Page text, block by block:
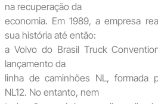
na recuperação da
economia. Em 1989, a empresa
sua história até então:
a Volvo do Brasil Truck
lançamento da
linha de caminhões NL, formada
NL12. No entanto, nem